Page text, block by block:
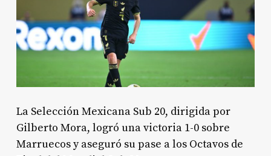
La Selección Mexicana Sub 20, dirigida por
Gilberto Mora, logró una victoria 1-0 sobre
Marruecos y aseguró su pase a los Octavos de